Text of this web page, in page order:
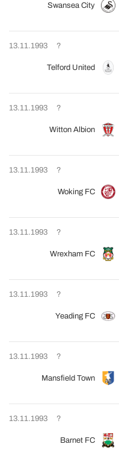
Swansea City
13.11.1993 ?
Telford United
13.11.1993 ?
Witton Albion
13.11.1993 ?
Woking FC
13.11.1993 ?
Wrexham FC
13.11.1993 ?
Yeading FC
13.11.1993 ?
Mansfield Town
13.11.1993 ?
Barnet FC